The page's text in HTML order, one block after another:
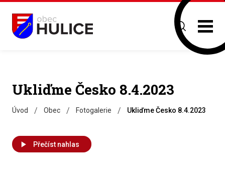
Ukliďme Česko 8.4.2023
Úvod / Obec / Fotogalerie / Ukliďme Česko 8.4.2023
Přečíst nahlas